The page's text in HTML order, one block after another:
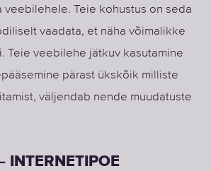
veebilehele. Teie kohustus on seda
vaadata, et näha võimalikke
Teie veebilehe jätkuv kasutamine
pärast ükskõik milliste
väljendab nende muudatuste
INTERNETIPOE